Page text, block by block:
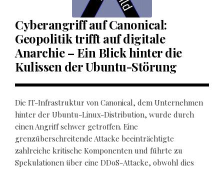
Cyberangriff auf Canonical:
Geopolitik trifft auf digitale
Anarchie – Ein Blick hinter die
Kulissen der Ubuntu-Störung
Die IT-Infrastruktur von Canonical, dem Unternehmen
hinter der Ubuntu-Linux-Distribution, wurde durch
einen Angriff schwer getroffen. Eine
grenzüberschreitende Attacke beeinträchtigte
zahlreiche kritische Komponenten und führte zu
Spekulationen über eine DDoS-Attacke, obwohl dies